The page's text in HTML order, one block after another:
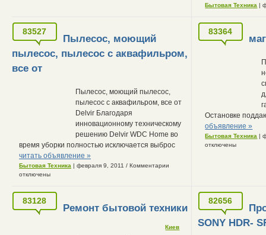
Бытовая Техника |
83527
Пылесос, моющий
пылесос, пылесос с аквафильром,
все от
Пылесос, моющий пылесос,
пылесос с аквафильром, все от
Delvir Благодаря
инновационному техническому
решению Delvir WDC Нome во
время уборки полностью исключается выброс
читать объявление »
Бытовая Техника | февраля 9, 2011 / Комментарии
отключены
83364
Остановке
объявление »
Бытовая Техника |
отключены
83128
Ремонт бытовой техники
Киев
82656
SONY HDR-